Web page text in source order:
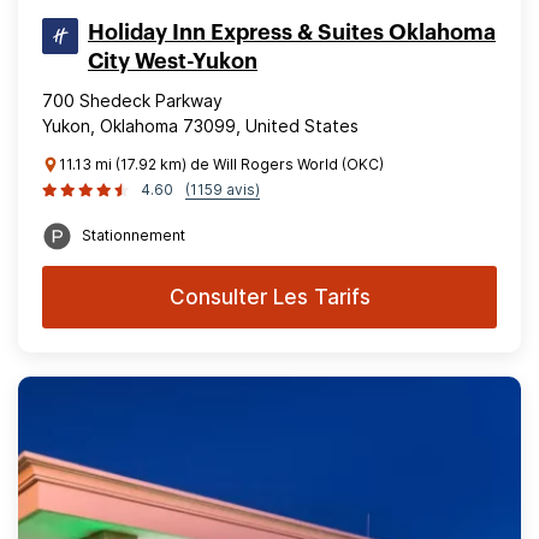
Holiday Inn Express & Suites Oklahoma
City West-Yukon
700 Shedeck Parkway
Yukon, Oklahoma 73099, United States
11.13 mi (17.92 km) de Will Rogers World (OKC)
4.60
(1159 avis)
Stationnement
Consulter Les Tarifs